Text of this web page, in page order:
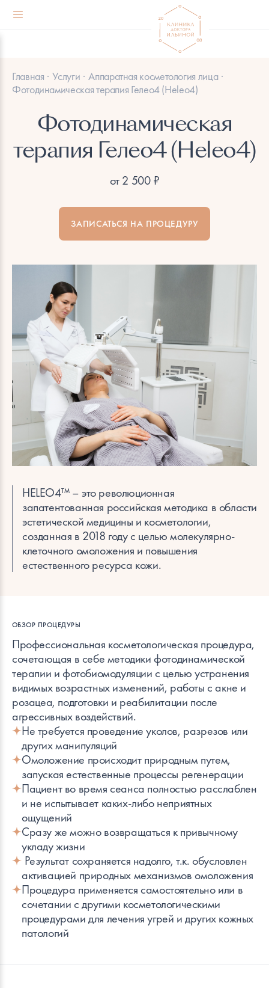
КЛИНИКА
О клинике
Преображения
Мы в СМИ
Доставка и оплата
УСЛУГИ
Все
Трихологический приём
Аппаратная косметология лица
Аппаратная косметология тела
Инъекционная косметология
Эcтетическая косметология
Мужская косметология
Главная Услуги
Аппаратная косметология лица
Фотодинамическая терапия Гелео4 (Heleo4)
Фотодинамическая
терапия Гелео4 (Heleo4)
от 2 500 ₽
ЗАПИСАТЬСЯ НА ПРОЦЕДУРУ
HELEO4™ – это революционная
запатентованная российская методика в области
эстетической медицины и косметологии,
созданная в 2018 году с целью молекулярно-
клеточного омоложения и повышения
естественного ресурса кожи.
ОБЗОР ПРОЦЕДУРЫ
Профессиональная косметологическая процедура,
сочетающая в себе методики фотодинамической
терапии и фотобиомодуляции с целью устранения
видимых возрастных изменений, работы с акне и
розацеа, подготовки и реабилитации после
агрессивных воздействий.
Не требуется проведение уколов, разрезов или
других манипуляций
Омоложение происходит природным путем,
запуская естественные процессы регенерации
Пациент во время сеанса полностью расслаблен
и не испытывает каких-либо неприятных
ощущений
Сразу же можно возвращаться к привычному
укладу жизни
Результат сохраняется надолго, т.к. обусловлен
активацией природных механизмов омоложения
Процедура применяется самостоятельно или в
сочетании с другими косметологическими
процедурами для лечения угрей и других кожных
патологий